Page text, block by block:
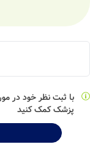
با ثبت نظر خود در
پزشک کمک کنید